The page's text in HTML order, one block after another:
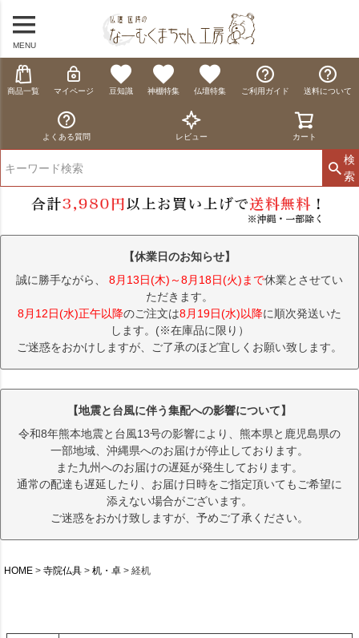
MENU
商品一覧 マイページ 豆知識 神棚特集 仏壇特集 ご利用ガイド 送料について
よくある質問 レビュー カート
検
索
【休業日のお知らせ】
誠に勝手ながら、 8月13日(木)～8月18日(火)まで休業とさせてい
ただきます。
8月12日(水)正午以降のご注文は8月19日(水)以降に順次発送いた
します。(※在庫品に限り）
ご迷惑をおかけしますが、ご了承のほど宜しくお願い致します。
【地震と台風に伴う集配への影響について】
令和8年熊本地震と台風13号の影響により、熊本県と鹿児島県の
一部地域、沖縄県へのお届けが停止しております。
また九州へのお届けの遅延が発生しております。
通常の配達も遅延したり、お届け日時をご指定頂いてもご希望に
添えない場合がございます。
ご迷惑をおかけ致しますが、予めご了承ください。
HOME 寺院仏具 机・卓 経机